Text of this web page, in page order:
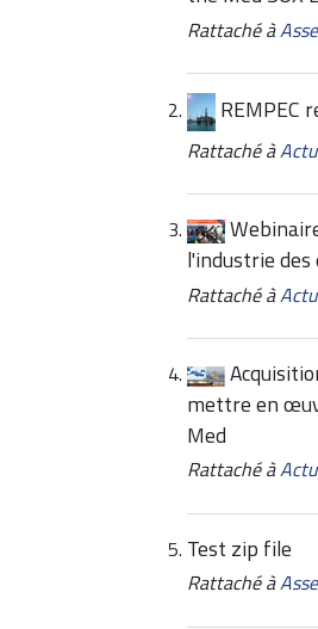
Rattaché à
REMPEC
Rattaché à
l'industrie
Rattaché à
mettre en
Med
Rattaché à
Test zip file
Rattaché à